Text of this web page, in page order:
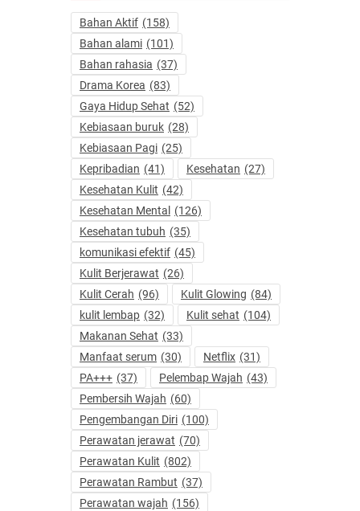
Bahan Aktif (158)
Bahan alami (101)
Bahan rahasia (37)
Drama Korea (83)
Gaya Hidup Sehat (52)
Kebiasaan buruk (28)
Kebiasaan Pagi (25)
Kepribadian (41) Kesehatan (27)
Kesehatan Kulit (42)
Kesehatan Mental
(126)
Kesehatan tubuh (35)
komunikasi efektif (45)
Kulit Berjerawat (26)
Kulit Cerah (96) Kulit Glowing (84)
kulit lembap (32) Kulit sehat (104)
Makanan Sehat (33)
Manfaat serum (30) Netflix (31)
PA+++ (37) Pelembap Wajah (43)
Pembersih Wajah (60)
Pengembangan Diri (100)
Perawatan jerawat (70)
Perawatan Kulit (802)
Perawatan Rambut (37)
Perawatan wajah (156)